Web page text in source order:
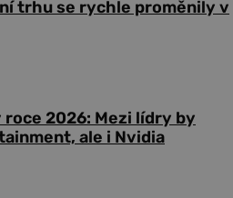
trhu se rychle proměnily v
2026: Mezi lídry by
ale i Nvidia